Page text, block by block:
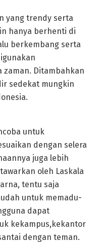
yang trendy serta
hanya berhenti di
berkembang serta
Ditambahkan
sedekat mungkin
untuk
dengan selera
juga lebih
oleh Laskala
tentu saja
untuk memadu-
dapat
kekampus,kekantor
dengan teman.